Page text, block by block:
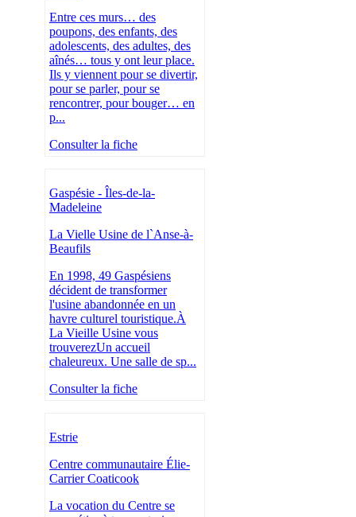
Entre ces murs… des
poupons, des enfants, des
adolescents, des adultes, des
aînés… tous y ont leur place.
Ils y viennent pour se divertir,
pour se parler, pour se
rencontrer, pour bouger… en
p...
Consulter la fiche
Gaspésie - Îles-de-la-
Madeleine
La Vielle Usine de l`Anse-à-
Beaufils
En 1998, 49 Gaspésiens
décident de transformer
l'usine abandonnée en un
havre culturel touristique.À
La Vieille Usine vous
trouverezUn accueil
chaleureux. Une salle de sp...
Consulter la fiche
Estrie
Centre communautaire Élie-
Carrier Coaticook
La vocation du Centre se